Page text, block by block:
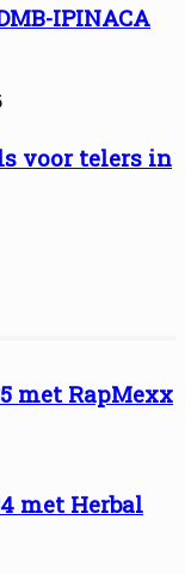
IPINACA
voor telers in
met RapMexx
met Herbal